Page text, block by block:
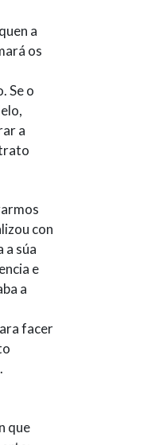
a
os
Se o
a
con
a súa
e
a
facer
que